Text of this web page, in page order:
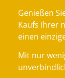
Genießen
Kaufs Ihrer
einen
Mit nur